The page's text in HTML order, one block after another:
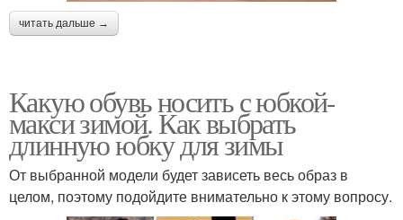
читать дальше →
Какую обувь носить с юбкой-
макси зимой. Как выбрать
длинную юбку для зимы
От выбранной модели будет зависеть весь образ в
целом, поэтому подойдите внимательно к этому вопросу.